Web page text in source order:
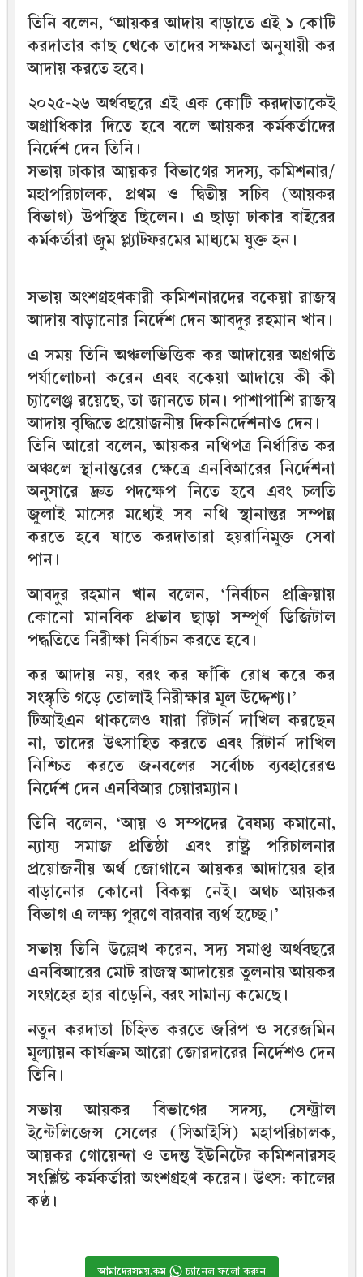
তিনি বলেন, ‘আয়কর আদায় বাড়াতে এই ১ কোটি
করদাতার কাছ থেকে তাদের সক্ষমতা অনুযায়ী কর
আদায় করতে হবে।
২০২৫-২৬ অর্থবছরে এই এক কোটি করদাতাকেই
অগ্রাধিকার দিতে হবে বলে আয়কর কর্মকর্তাদের
নির্দেশ দেন তিনি।
সভায় ঢাকার আয়কর বিভাগের সদস্য, কমিশনার/
মহাপরিচালক, প্রথম ও দ্বিতীয় সচিব (আয়কর
বিভাগ) উপস্থিত ছিলেন। এ ছাড়া ঢাকার বাইরের
কর্মকর্তারা জুম প্ল্যাটফরমের মাধ্যমে যুক্ত হন।
সভায় অংশগ্রহণকারী কমিশনারদের বকেয়া রাজস্ব
আদায় বাড়ানোর নির্দেশ দেন আবদুর রহমান খান।
এ সময় তিনি অঞ্চলভিত্তিক কর আদায়ের অগ্রগতি
পর্যালোচনা করেন এবং বকেয়া আদায়ে কী কী
চ্যালেঞ্জ রয়েছে, তা জানতে চান। পাশাপাশি রাজস্ব
আদায় বৃদ্ধিতে প্রয়োজনীয় দিকনির্দেশনাও দেন।
তিনি আরো বলেন, আয়কর নথিপত্র নির্ধারিত কর
অঞ্চলে স্থানান্তরের ক্ষেত্রে এনবিআরের নির্দেশনা
অনুসারে দ্রুত পদক্ষেপ নিতে হবে এবং চলতি
জুলাই মাসের মধ্যেই সব নথি স্থানান্তর সম্পন্ন
করতে হবে যাতে করদাতারা হয়রানিমুক্ত সেবা
পান।
আবদুর রহমান খান বলেন, ‘নির্বাচন প্রক্রিয়ায়
কোনো মানবিক প্রভাব ছাড়া সম্পূর্ণ ডিজিটাল
পদ্ধতিতে নিরীক্ষা নির্বাচন করতে হবে।
কর আদায় নয়, বরং কর ফাঁকি রোধ করে কর
সংস্কৃতি গড়ে তোলাই নিরীক্ষার মূল উদ্দেশ্য।’
টিআইএন থাকলেও যারা রিটার্ন দাখিল করছেন
না, তাদের উৎসাহিত করতে এবং রিটার্ন দাখিল
নিশ্চিত করতে জনবলের সর্বোচ্চ ব্যবহারেরও
নির্দেশ দেন এনবিআর চেয়ারম্যান।
তিনি বলেন, ‘আয় ও সম্পদের বৈষম্য কমানো,
ন্যায্য সমাজ প্রতিষ্ঠা এবং রাষ্ট্র পরিচালনার
প্রয়োজনীয় অর্থ জোগানে আয়কর আদায়ের হার
বাড়ানোর কোনো বিকল্প নেই। অথচ আয়কর
বিভাগ এ লক্ষ্য পূরণে বারবার ব্যর্থ হচ্ছে।’
সভায় তিনি উল্লেখ করেন, সদ্য সমাপ্ত অর্থবছরে
এনবিআরের মোট রাজস্ব আদায়ের তুলনায় আয়কর
সংগ্রহের হার বাড়েনি, বরং সামান্য কমেছে।
নতুন করদাতা চিহ্নিত করতে জরিপ ও সরেজমিন
মূল্যায়ন কার্যক্রম আরো জোরদারের নির্দেশও দেন
তিনি।
সভায় আয়কর বিভাগের সদস্য, সেন্ট্রাল
ইন্টেলিজেন্স সেলের (সিআইসি) মহাপরিচালক,
আয়কর গোয়েন্দা ও তদন্ত ইউনিটের কমিশনারসহ
সংশ্লিষ্ট কর্মকর্তারা অংশগ্রহণ করেন। উৎস: কালের
কণ্ঠ।
আমাদেরসময়.কম চ্যানেল ফলো করুন